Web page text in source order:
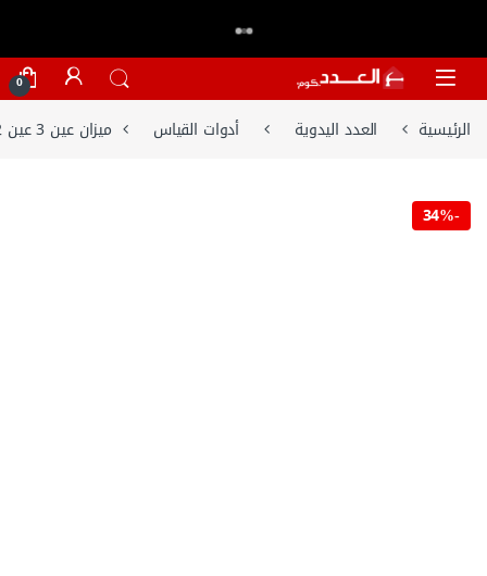
Skip to navigation
Skip to content
0
الرئيسية العدد اليدوية أدوات القياس ميزان عين 3 عين 72 بوصة خدمة شاقة من وورك برو – W062022
-
34%